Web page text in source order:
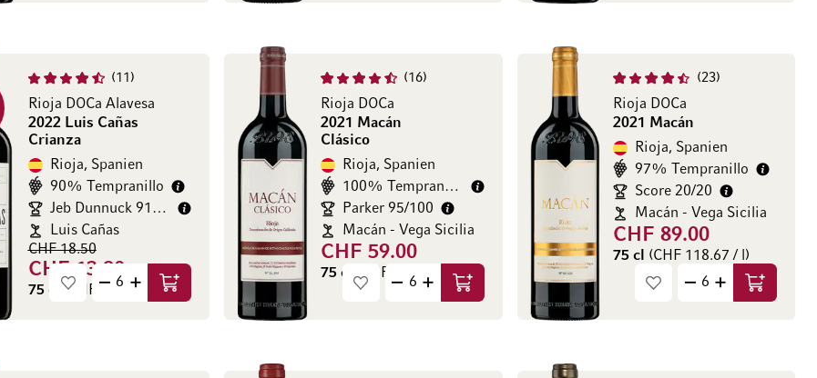
11
Rioja DOCa Alavesa
2022 Luis Cañas
Crianza
Rioja, Spanien
90% Tempranillo
Jeb Dunnuck 91/100
Luis Cañas
CHF 13.80
CHF 18.50
75 cl (CHF 18.40 / l) In den Warenkorb
16
Rioja DOCa
2021 Macán
Clásico
Rioja, Spanien
100% Tempranillo
Parker 95/100
Macán - Vega Sicilia
CHF 59.00
75 cl (CHF 78.67 / l)
In den Warenkorb
23
Rioja DOCa
2021 Macán
Rioja, Spanien
97% Tempranillo
Score 20/20
Macán - Vega Sicilia
CHF 89.00
75 cl (CHF 118.67 / l)
In den